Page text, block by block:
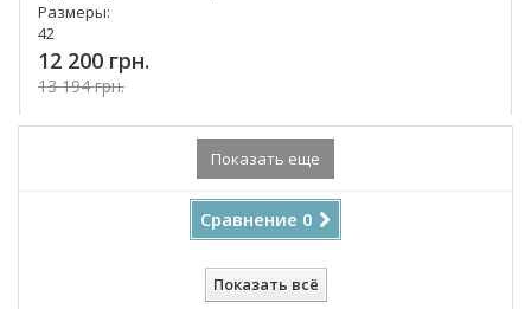
Размеры:
42
12 200 грн.
13 194 грн.
Купить!
Сравнение 0
Показать всё
Показать еще